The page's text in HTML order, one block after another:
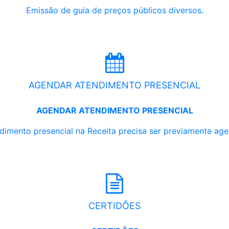
Emissão de guia de preços públicos diversos.
AGENDAR ATENDIMENTO PRESENCIAL
AGENDAR ATENDIMENTO PRESENCIAL
presencial na Receita precisa ser previamente
CERTIDÕES